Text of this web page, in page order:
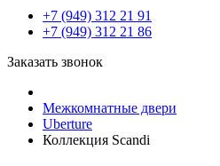
+7 (949) 312 21 91
+7 (949) 312 21 86
Заказать звонок
Межкомнатные двери
Uberture
Коллекция Scandi